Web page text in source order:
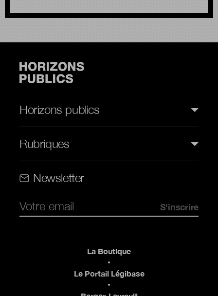
Horizons publics
Rubriques
Newsletter
La Boutique
Le Portail Légibase